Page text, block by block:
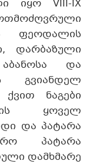
იყო VIII-IX
ფეოდალის
დარბაზული
და
გვიანდელ
ნაგები
ყოველ
და პატარა
პატარა
დამხმარე